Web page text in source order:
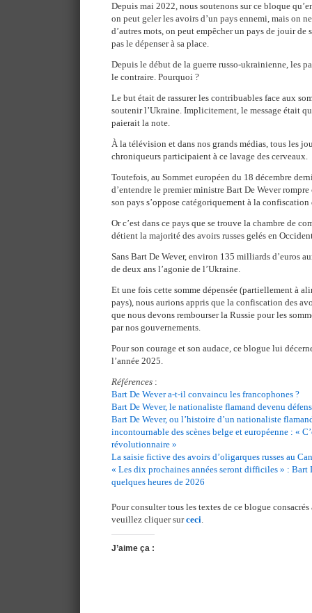
Depuis mai 2022, nous soutenons sur ce bloque
on peut geler les avoirs d’un pays ennemi, mais on
d’autres mots, on peut empêcher un pays de jouir de
pas le dépenser à sa place.
Depuis le début de la guerre russo-ukrainienne, les
le contraire. Pourquoi ?
Le but était de rassurer les contribuables face aux
soutenir l’Ukraine. Implicitement, le message était
paierait la note.
À la télévision et dans nos grands médias, tous les
chroniqueurs participaient à ce lavage des cerveaux.
Toutefois, au Sommet européen du 18 décembre
d’entendre le premier ministre Bart De Wever
son pays s’oppose catégoriquement à la
Or c’est dans ce pays que se trouve la chambre de
détient la majorité des avoirs russes gelés en
Sans Bart De Wever, environ 135 milliards d’euros
de deux ans l’agonie de l’Ukraine.
Et une fois cette somme dépensée (partiellement à
pays), nous aurions appris que la confiscation des
que nous devons rembourser la Russie pour les
par nos gouvernements.
Pour son courage et son audace, ce blogue lui
l’année 2025.
Références :
Bart De Wever a-t-il convaincu les francophones ?
Bart De Wever, le nationaliste flamand devenu
Bart De Wever, ou l’histoire d’un nationaliste
incontournable des scènes belge et européenne : «
révolutionnaire »
La saisie fictive des avoirs d’oligarques russes au
« Les dix prochaines années seront difficiles » : Bart
quelques heures de 2026
Pour consulter tous les textes de ce blogue
veuillez cliquer surceci.
J’aime ça :